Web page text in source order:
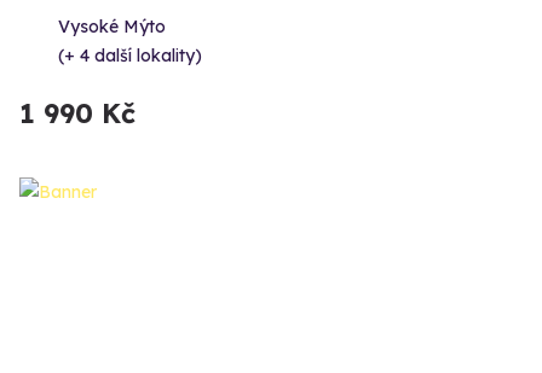
Vysoké Mýto
(+ 4 další lokality)
1 990 Kč